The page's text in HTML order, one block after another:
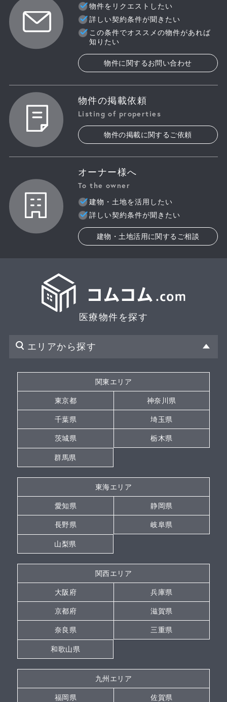
物件をリクエストしたい
詳しい契約条件が聞きたい
この条件でオススメの物件があれば
知りたい
物件に関するお問い合わせ
物件の掲載依頼
Listing of properties
物件の掲載に関するご依頼
オーナー様へ
To the owner
建物・土地を活用したい
詳しい契約条件が聞きたい
建物・土地活用に関するご相談
医療物件を探す
エリアから探す
関東エリア
東京都 神奈川県
千葉県 埼玉県
茨城県 栃木県
群馬県
東海エリア
愛知県 静岡県
長野県 岐阜県
山梨県
関西エリア
大阪府 兵庫県
京都府 滋賀県
奈良県 三重県
和歌山県
九州エリア
福岡県 佐賀県